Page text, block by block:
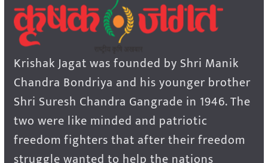
Krishak Jagat was founded by Shri Manik
Chandra Bondriya and his younger brother
Shri Suresh Chandra Gangrade in 1946. The
two were like minded and patriotic
freedom fighters that after their freedom